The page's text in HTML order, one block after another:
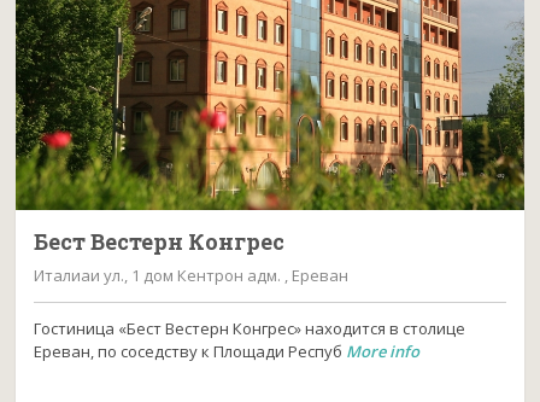
Бест Вестерн Конгрес
Италиаи ул., 1 дом Кентрон адм. , Ереван
Гостиница «Бест Вестерн Конгрес» находится в столице
Ереван, по соседству к Площади Респуб More info